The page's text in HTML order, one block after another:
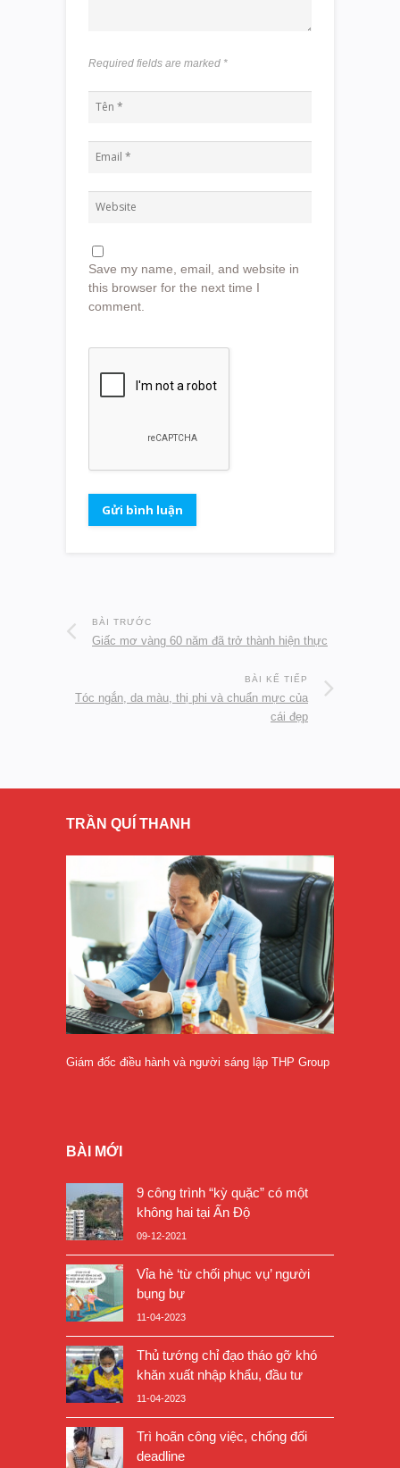
Required fields are marked *
Save my name, email, and website in
this browser for the next time I
comment.
BÀI TRƯỚC
Giấc mơ vàng 60 năm đã trở thành hiện thực
BÀI KẾ TIẾP
Tóc ngắn, da màu, thị phi và chuẩn mực của
cái đẹp
TRẦN QUÍ THANH
Giám đốc điều hành và người sáng lập THP Group
BÀI MỚI
9 công trình “kỳ quặc” có một
không hai tại Ấn Độ
09-12-2021
Vỉa hè ‘từ chối phục vụ’ người
bụng bự
11-04-2023
Thủ tướng chỉ đạo tháo gỡ khó
khăn xuất nhập khẩu, đầu tư
11-04-2023
Trì hoãn công việc, chống đối
deadline